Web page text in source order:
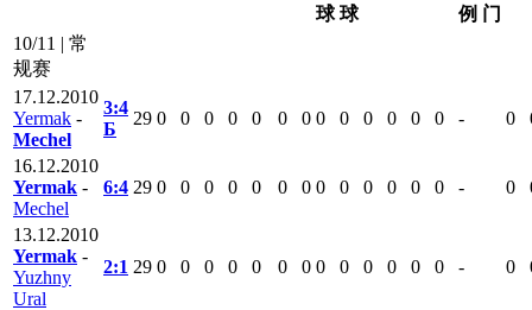
球 球
例 门
10/11 | 常
规赛
17.12.2010
Yermak -
Mechel
3:4
Б
29 0 0 0 0 0 0 0 0 0 0 0 0 0 - 0
16.12.2010
Yermak -
Mechel
6:4 29 0 0 0 0 0 0 0 0 0 0 0 0 0 - 0
13.12.2010
Yermak -
Yuzhny
Ural
2:1 29 0 0 0 0 0 0 0 0 0 0 0 0 0 - 0